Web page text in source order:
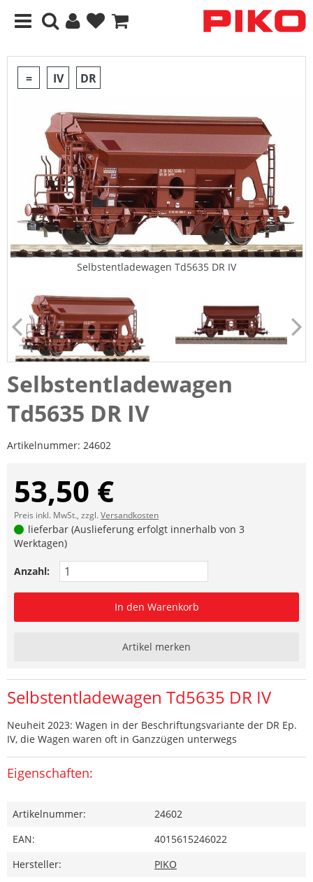
= IV DR
Selbstentladewagen Td5635 DR IV
Selbstentladewagen
Td5635 DR IV
Artikelnummer: 24602
53,50 €
Preis inkl. MwSt., zzgl.Versandkosten
lieferbar (Auslieferung erfolgt innerhalb von 3
Werktagen)
Anzahl:
In den Warenkorb
Artikel merken
Selbstentladewagen Td5635 DR IV
Neuheit 2023: Wagen in der Beschriftungsvariante der DR Ep.
IV, die Wagen waren oft in Ganzzügen unterwegs
Eigenschaften:
Artikelnummer:
24602
EAN:
4015615246022
Hersteller:
PIKO